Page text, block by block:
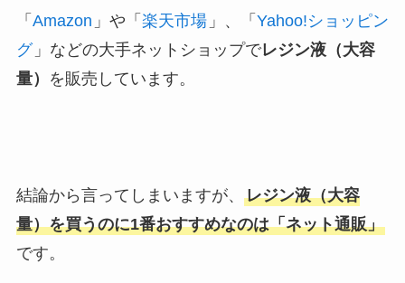
「 Amazon 」や「 楽天市場 」、「 Yahoo!ショッピン
グ」などの大手ネットショップでレジン液（大容
量）
を販売しています。
結論から言ってしまいますが、 レジン液（大容
量）を買うのに1番おすすめなのは「ネット通販」
です。